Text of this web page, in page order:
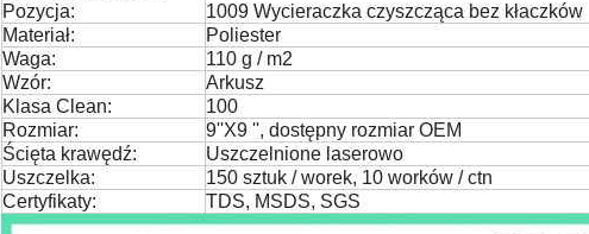
Pozycja:
1009 Wycieraczka czyszcząca bez kłaczków
Materiał:
Poliester
Waga:
110 g / m2
Wzór:
Arkusz
Klasa Clean:
100
Rozmiar:
9''X9 '', dostępny rozmiar OEM
Ścięta krawędź:
Uszczelnione laserowo
Uszczelka:
150 sztuk / worek, 10 worków / ctn
Certyfikaty:
TDS, MSDS, SGS